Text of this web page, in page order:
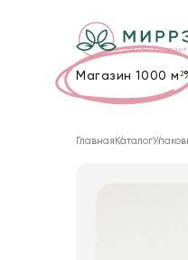
Магазин 1000 м²
Главная Каталог